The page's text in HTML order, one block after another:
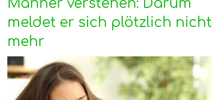
Männer verstehen: Darum
meldet er sich plötzlich nicht
mehr